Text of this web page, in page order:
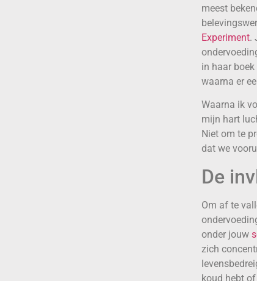
meest
Experiment.
in haar boek
waarna er
Waarna ik
mijn hart
Niet om te
dat we
De
Om af te
onder jouw
zich
koud hebt